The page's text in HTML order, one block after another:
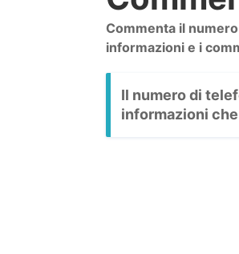
Commenta il
informazioni e i
Il numero di
informazioni